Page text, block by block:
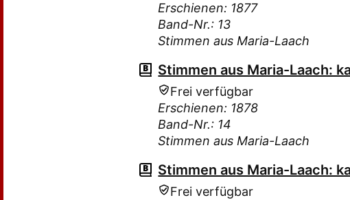
Erschienen: 1877
Band-Nr.: 13
Stimmen aus Maria-Laach
Stimmen aus Maria-Laach:
Frei verfügbar
Erschienen: 1878
Band-Nr.: 14
Stimmen aus Maria-Laach
Stimmen aus Maria-Laach:
Frei verfügbar